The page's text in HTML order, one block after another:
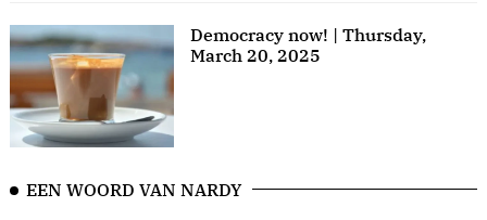
Democracy now! | Thursday,
March 20, 2025
EEN WOORD VAN NARDY